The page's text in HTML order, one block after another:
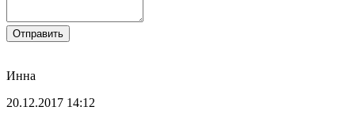
Отправить
Инна
20.12.2017 14:12